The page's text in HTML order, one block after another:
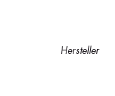
Hersteller